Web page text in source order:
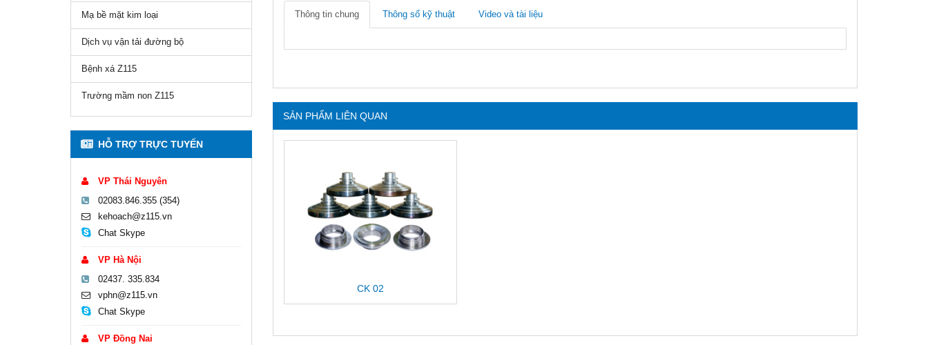
Thông tin chung Thông số kỹ thuật Video và tài liệu
SẢN PHẨM LIÊN QUAN
CK 02
Mạ bề mặt kim loại
Dịch vụ vận tải đường bộ
Bệnh xá Z115
Trường mầm non Z115
HỖ TRỢ TRỰC TUYẾN
VP Thái Nguyên
02083.846.355 (354)
kehoach@z115.vn
Chat Skype
VP Hà Nội
02437. 335.834
vphn@z115.vn
Chat Skype
VP Đồng Nai